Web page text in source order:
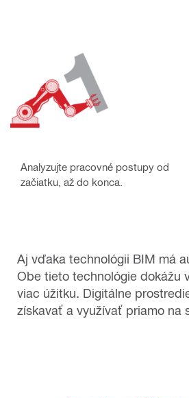
Analyzujte pracovné postupy od
začiatku, až do konca.
Aj vďaka technológii BIM má
Obe tieto technológie dokážu
viac úžitku. Digitálne
získavať a využívať priamo na